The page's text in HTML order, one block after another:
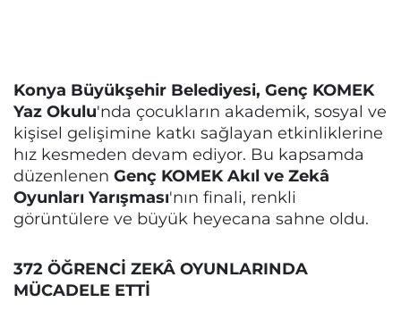
Konya Büyükşehir Belediyesi, Genç KOMEK
Yaz Okulu'nda çocukların akademik, sosyal ve
kişisel gelişimine katkı sağlayan etkinliklerine
hız kesmeden devam ediyor. Bu kapsamda
düzenlenen Genç KOMEK Akıl ve Zekâ
Oyunları Yarışması'nın finali, renkli
görüntülere ve büyük heyecana sahne oldu.
372 ÖĞRENCİ ZEKÂ OYUNLARINDA
MÜCADELE ETTİ